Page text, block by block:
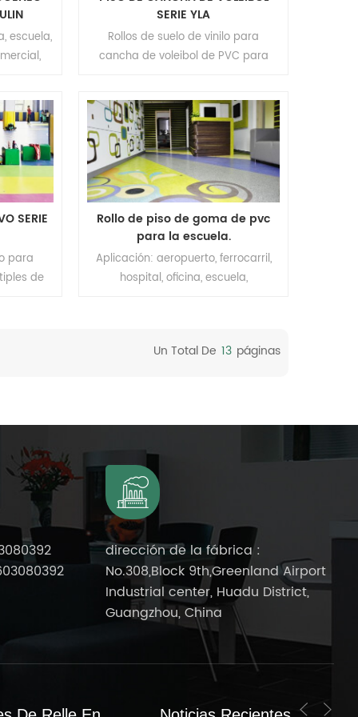
escuela,
x
capa de
Espalda
SERIE YLA
Rollos de suelo de vinilo para
cancha de voleibol de PVC para
Verde/Azul/Rojo/Grano de madera
o Personalizado Tamaño: 1,8 m
(ancho) x 15 m (largo) Espesor: 4,5
mm-8,0 mm Superficie:
revestimiento UV Cantidad mínima
de pedido: 200 m²
SERIE
para
de
1,8
Rollo de piso de goma de pvc
para la escuela.
Aplicación: aeropuerto, ferrocarril,
hospital, oficina, escuela,
Tamaño: 1,22 m (ancho) x 15 m
mínima de pedido: 200 m²
Un Total De 13 Páginas
dirección de la fábrica :
No.308,Block 9th,Greenland Airport
Industrial center, Huadu District,
Guangzhou, China